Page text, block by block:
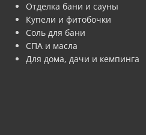
Отделка бани и сауны
Купели и фитобочки
Соль для бани
СПА и масла
Для дома, дачи и кемпинга